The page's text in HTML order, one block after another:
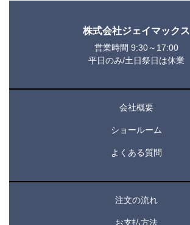
株式会社ジェイマックス
営業時間 9:30～17:00
平日のみ/土日祭日は休業
会社概要
ショールーム
よくある質問
注文の流れ
お支払方法